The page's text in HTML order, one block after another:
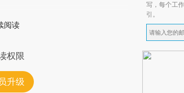
阅读
权限
升级
写，每个工
引。